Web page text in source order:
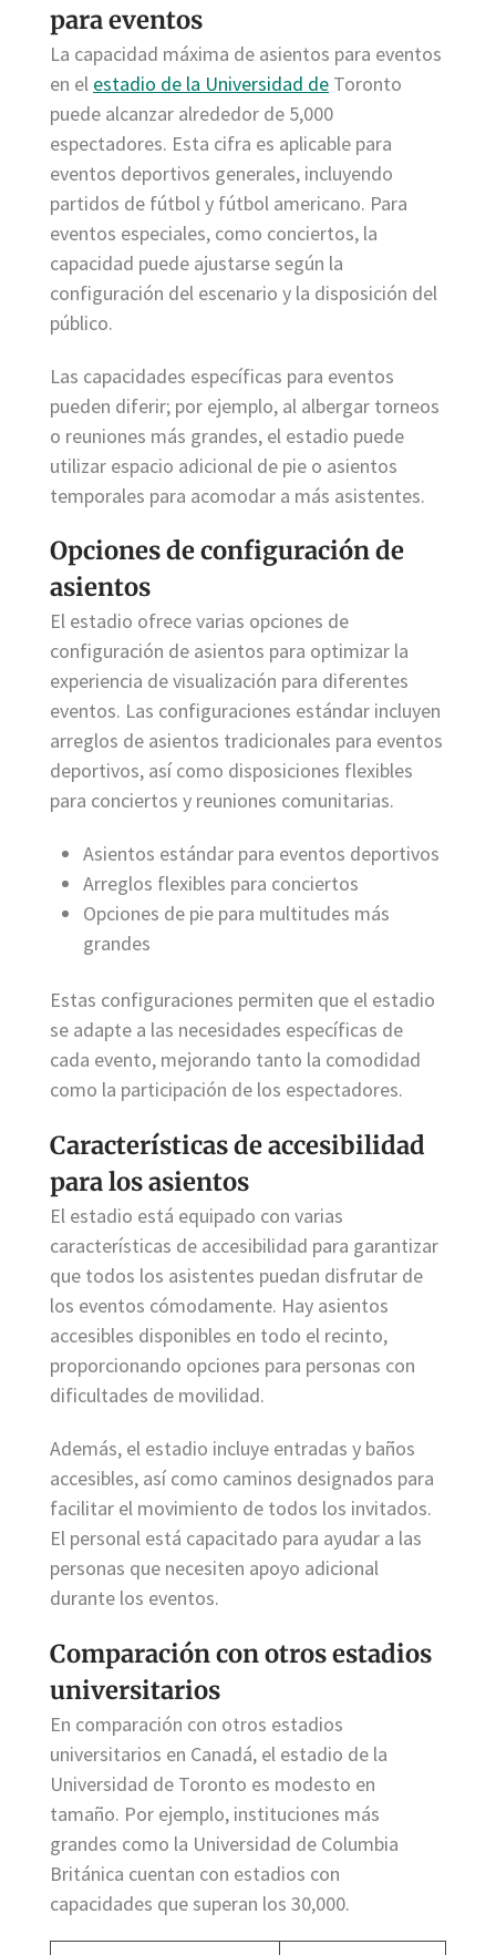
para eventos
La capacidad máxima de asientos para eventos
en el estadio de la Universidad de Toronto
puede alcanzar alrededor de 5,000
espectadores. Esta cifra es aplicable para
eventos deportivos generales, incluyendo
partidos de fútbol y fútbol americano. Para
eventos especiales, como conciertos, la
capacidad puede ajustarse según la
configuración del escenario y la disposición del
público.
Las capacidades específicas para eventos
pueden diferir; por ejemplo, al albergar torneos
o reuniones más grandes, el estadio puede
utilizar espacio adicional de pie o asientos
temporales para acomodar a más asistentes.
Opciones de configuración de
asientos
El estadio ofrece varias opciones de
configuración de asientos para optimizar la
experiencia de visualización para diferentes
eventos. Las configuraciones estándar incluyen
arreglos de asientos tradicionales para eventos
deportivos, así como disposiciones flexibles
para conciertos y reuniones comunitarias.
Asientos estándar para eventos deportivos
Arreglos flexibles para conciertos
Opciones de pie para multitudes más
grandes
Estas configuraciones permiten que el estadio
se adapte a las necesidades específicas de
cada evento, mejorando tanto la comodidad
como la participación de los espectadores.
Características de accesibilidad
para los asientos
El estadio está equipado con varias
características de accesibilidad para garantizar
que todos los asistentes puedan disfrutar de
los eventos cómodamente. Hay asientos
accesibles disponibles en todo el recinto,
proporcionando opciones para personas con
dificultades de movilidad.
Además, el estadio incluye entradas y baños
accesibles, así como caminos designados para
facilitar el movimiento de todos los invitados.
El personal está capacitado para ayudar a las
personas que necesiten apoyo adicional
durante los eventos.
Comparación con otros estadios
universitarios
En comparación con otros estadios
universitarios en Canadá, el estadio de la
Universidad de Toronto es modesto en
tamaño. Por ejemplo, instituciones más
grandes como la Universidad de Columbia
Británica cuentan con estadios con
capacidades que superan los 30,000.